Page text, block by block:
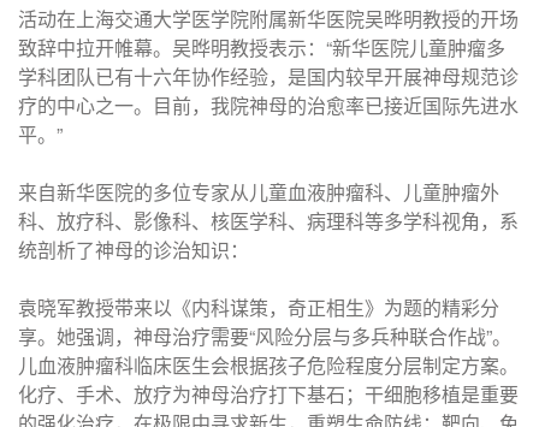
活动在上海交通大学医学院附属新华医院吴晔明教授的开场
致辞中拉开帷幕。吴晔明教授表示：“新华医院儿童肿瘤多
学科团队已有十六年协作经验，是国内较早开展神母规范诊
疗的中心之一。目前，我院神母的治愈率已接近国际先进水
平。”
来自新华医院的多位专家从儿童血液肿瘤科、儿童肿瘤外
科、放疗科、影像科、核医学科、病理科等多学科视角，系
统剖析了神母的诊治知识：
袁晓军教授带来以《内科谋策，奇正相生》为题的精彩分
享。她强调，神母治疗需要“风险分层与多兵种联合作战”。
儿血液肿瘤科临床医生会根据孩子危险程度分层制定方案。
化疗、手术、放疗为神母治疗打下基石；干细胞移植是重要